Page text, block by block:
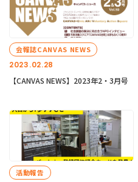
2023.02.28
会報誌CANVAS NEWS
【CANVAS NEWS】2023年2・3月号
活動報告